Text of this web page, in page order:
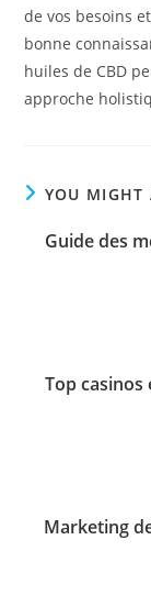
de vos besoins
bonne
huiles de CBD
approche
YOU MIGHT
Guide des
Top
Marketing